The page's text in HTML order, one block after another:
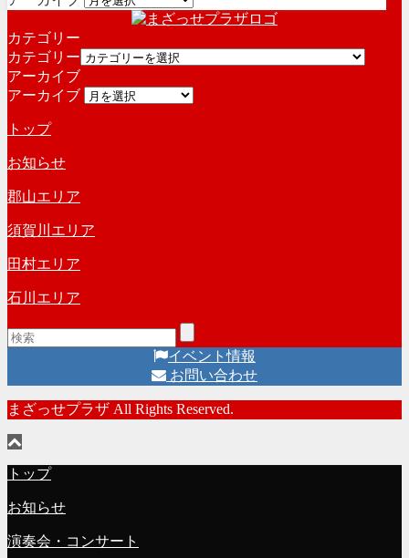
カテゴリー
カテゴリー
アーカイブ
アーカイブ
トップ
お知らせ
郡山エリア
須賀川エリア
田村エリア
石川エリア
イベント情報
お問い合わせ
まざっせプラザ All Rights Reserved.
トップ
お知らせ
演奏会・コンサート